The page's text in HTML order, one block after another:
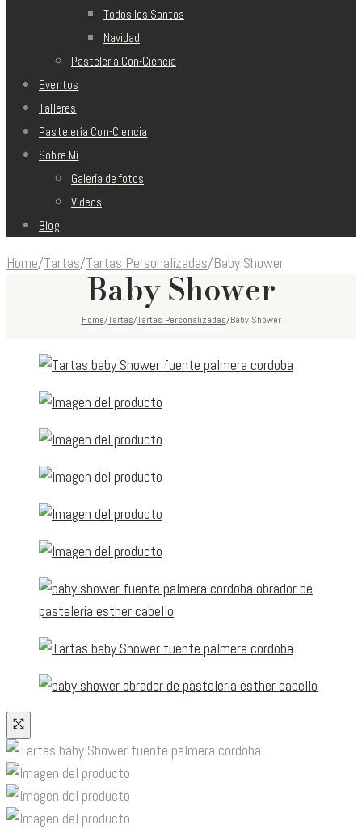
Todos los Santos
Navidad
Pastelería Con-Ciencia
Eventos
Talleres
Pastelería Con-Ciencia
Sobre Mí
Galería de fotos
Vídeos
Blog
Home/Tartas/Tartas Personalizadas/Baby Shower
Baby Shower
Home/Tartas/Tartas Personalizadas/Baby Shower